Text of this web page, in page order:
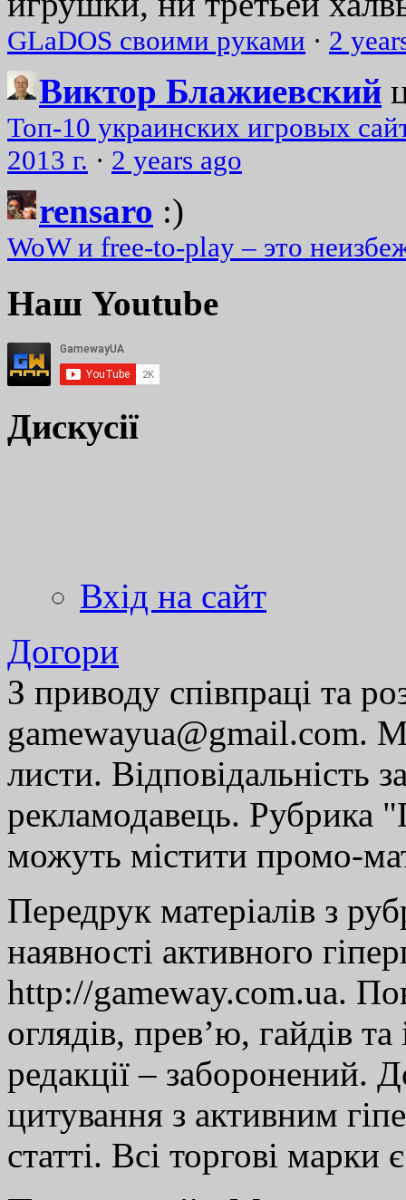
GLaDOS своими руками · 2
Виктор Блажиевский
Топ-10 украинских игровых
2013 г. · 2 years ago
rensaro :)
WoW и free-to-play – это
Наш Youtube
Дискусії
Вхід на сайт
Догори
З приводу співпраці та
gamewayua@gmail.com.
листи. Відповідальність
рекламодавець. Рубрика
можуть містити промо-
Передрук матеріалів з
наявності активного
http://gameway.com.ua.
оглядів, прев’ю, гайдів
редакції – заборонений.
цитування з активним
статті. Всі торгові марки